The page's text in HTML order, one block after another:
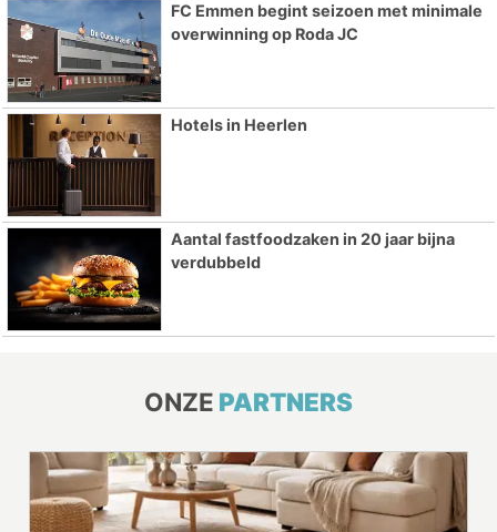
FC Emmen begint seizoen met minimale
overwinning op Roda JC
Hotels in Heerlen
Aantal fastfoodzaken in 20 jaar bijna
verdubbeld
ONZE PARTNERS